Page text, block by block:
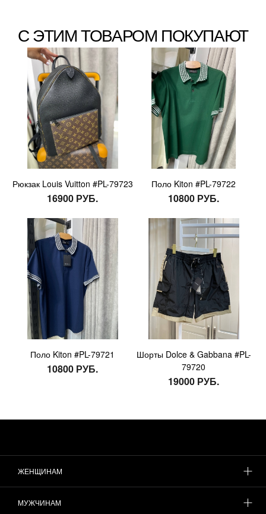
С ЭТИМ ТОВАРОМ ПОКУПАЮТ
Рюкзак Louis Vuitton #PL-79723
16900 РУБ.
Поло Kiton #PL-79722
10800 РУБ.
Поло Kiton #PL-79721
10800 РУБ.
Шорты Dolce & Gabbana #PL-
79720
19000 РУБ.
ЖЕНЩИНАМ
МУЖЧИНАМ